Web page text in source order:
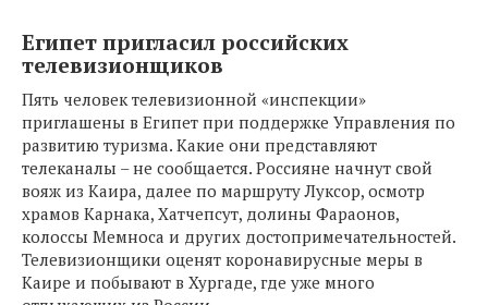
Египет пригласил российских
телевизионщиков
Пять человек телевизионной «инспекции»
приглашены в Египет при поддержке Управления по
развитию туризма. Какие они представляют
телеканалы – не сообщается. Россияне начнут свой
вояж из Каира, далее по маршруту Луксор, осмотр
храмов Карнака, Хатчепсут, долины Фараонов,
колоссы Мемноса и других достопримечательностей.
Телевизионщики оценят коронавирусные меры в
Каире и побывают в Хургаде, где уже много